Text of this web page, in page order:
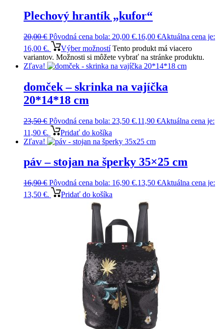
Plechový hrantík „kufor“
20,00€ Pôvodná cena bola: 20,00 €.16,00 €Aktuálna cena je:
16,00 €.
Výber možností Tento produkt má viacero
variantov. Možnosti si môžete vybrať na stránke produktu.
Zľava!
domček – skrinka na vajíčka
20*14*18 cm
23,50€ Pôvodná cena bola: 23,50 €.11,90 €Aktuálna cena je:
11,90 €.
Pridať do košíka
Zľava!
páv – stojan na šperky 35×25 cm
16,90€ Pôvodná cena bola: 16,90 €.13,50 €Aktuálna cena je:
13,50 €.
Pridať do košíka